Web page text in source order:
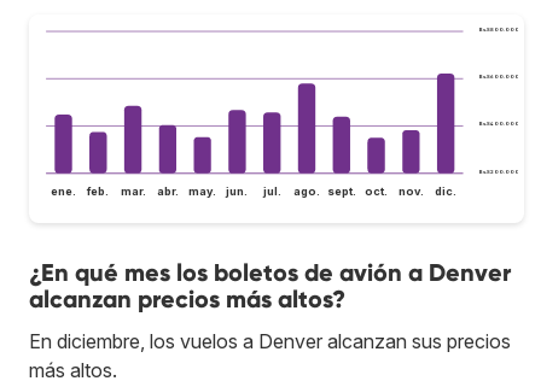
Bs.S200.000
Bs.S400.000
Bs.S600.000
Bs.S800.000
ene. feb. mar. abr. may. jun. jul. ago. sept. oct. nov. dic.
¿En qué mes los boletos de avión a Denver
alcanzan precios más altos?
En diciembre, los vuelos a Denver alcanzan sus precios
más altos.